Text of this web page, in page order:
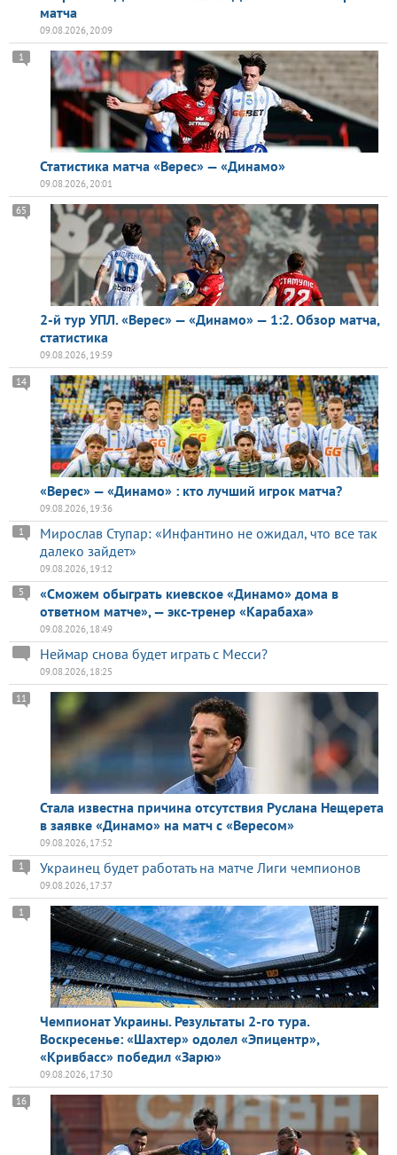
матча
09.08.2026, 20:09
Статистика матча «Верес» — «Динамо»
1
09.08.2026, 20:01
2-й тур УПЛ. «Верес» — «Динамо» — 1:2. Обзор матча,
статистика
65
09.08.2026, 19:59
«Верес» — «Динамо» : кто лучший игрок матча?
14
09.08.2026, 19:36
Мирослав Ступар: «Инфантино не ожидал, что все так
далеко зайдет»
1
09.08.2026, 19:12
«Сможем обыграть киевское «Динамо» дома в
ответном матче», — экс-тренер «Карабаха»
5
09.08.2026, 18:49
Неймар снова будет играть с Месси?
09.08.2026, 18:25
Стала известна причина отсутствия Руслана Нещерета
в заявке «Динамо» на матч с «Вересом»
11
09.08.2026, 17:52
Украинец будет работать на матче Лиги чемпионов
1
09.08.2026, 17:37
Чемпионат Украины. Результаты 2-го тура.
Воскресенье: «Шахтер» одолел «Эпицентр»,
«Кривбасс» победил «Зарю»
1
09.08.2026, 17:30
16